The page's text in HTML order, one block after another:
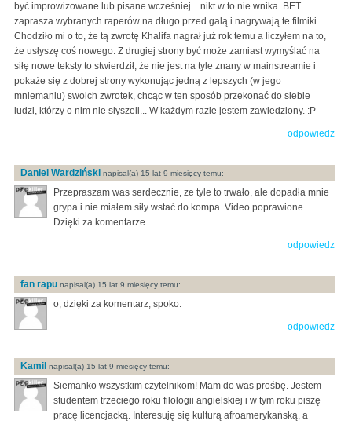
być improwizowane lub pisane wcześniej... nikt w to nie wnika. BET
zaprasza wybranych raperów na długo przed galą i nagrywają te filmiki...
Chodziło mi o to, że tą zwrotę Khalifa nagrał już rok temu a liczyłem na to,
że usłyszę coś nowego. Z drugiej strony być może zamiast wymyślać na
siłę nowe teksty to stwierdził, że nie jest na tyle znany w mainstreamie i
pokaże się z dobrej strony wykonując jedną z lepszych (w jego
mniemaniu) swoich zwrotek, chcąc w ten sposób przekonać do siebie
ludzi, którzy o nim nie słyszeli... W każdym razie jestem zawiedziony. :P
odpowiedz
Daniel Wardziński napisal(a) 15 lat 9 miesięcy temu:
Przepraszam was serdecznie, ze tyle to trwało, ale dopadła mnie
grypa i nie miałem siły wstać do kompa. Video poprawione.
Dzięki za komentarze.
odpowiedz
fan rapu napisal(a) 15 lat 9 miesięcy temu:
o, dzięki za komentarz, spoko.
odpowiedz
Kamil napisal(a) 15 lat 9 miesięcy temu:
Siemanko wszystkim czytelnikom! Mam do was prośbę. Jestem
studentem trzeciego roku filologii angielskiej i w tym roku piszę
pracę licencjacką. Interesuję się kulturą afroamerykańską, a